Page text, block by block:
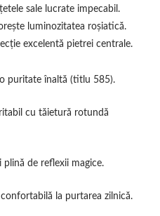
sale lucrate impecabil.
luminozitatea roșiatică.
excelentă pietrei centrale.
puritate înaltă (titlu 585).
cu tăietură rotundă
plină de reflexii magice.
la purtarea zilnică.